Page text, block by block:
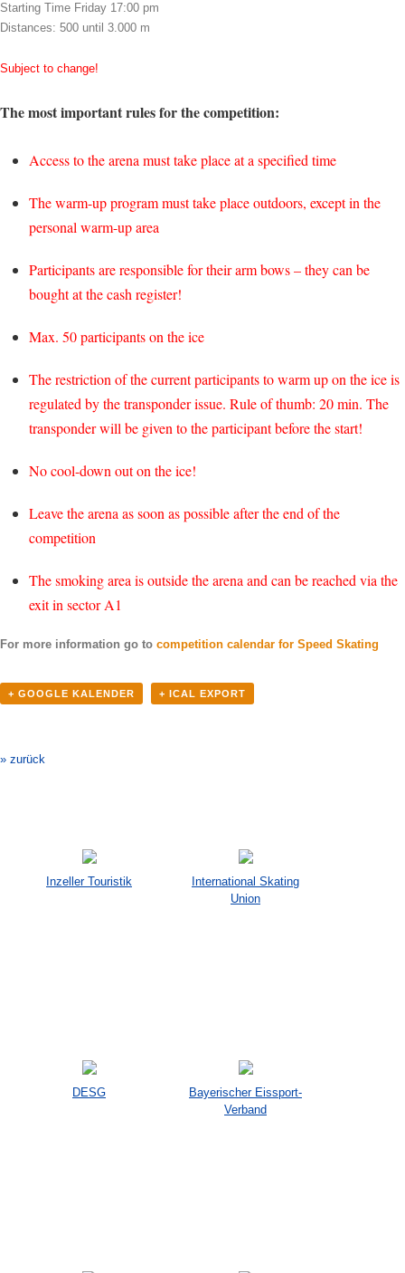
Starting Time Friday 17:00 pm
Distances: 500 until 3.000 m
Subject to change!
The most important rules for the competition:
Access to the arena must take place at a specified time
The warm-up program must take place outdoors, except in the
personal warm-up area
Participants are responsible for their arm bows – they can be
bought at the cash register!
Max. 50 participants on the ice
The restriction of the current participants to warm up on the ice is
regulated by the transponder issue. Rule of thumb: 20 min. The
transponder will be given to the participant before the start!
No cool-down out on the ice!
Leave the arena as soon as possible after the end of the
competition
The smoking area is outside the arena and can be reached via the
exit in sector A1
For more information go to competition calendar for Speed ​​Skating
+ GOOGLE KALENDER + ICAL EXPORT
» zurück
Inzeller Touristik
International Skating
Union
DESG
Bayerischer Eissport-
Verband